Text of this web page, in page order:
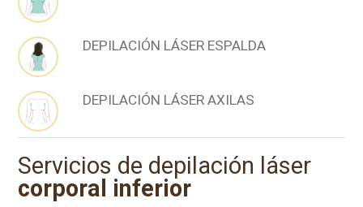
DEPILACIÓN LÁSER ESPALDA
DEPILACIÓN LÁSER AXILAS
Servicios de depilación láser
corporal inferior